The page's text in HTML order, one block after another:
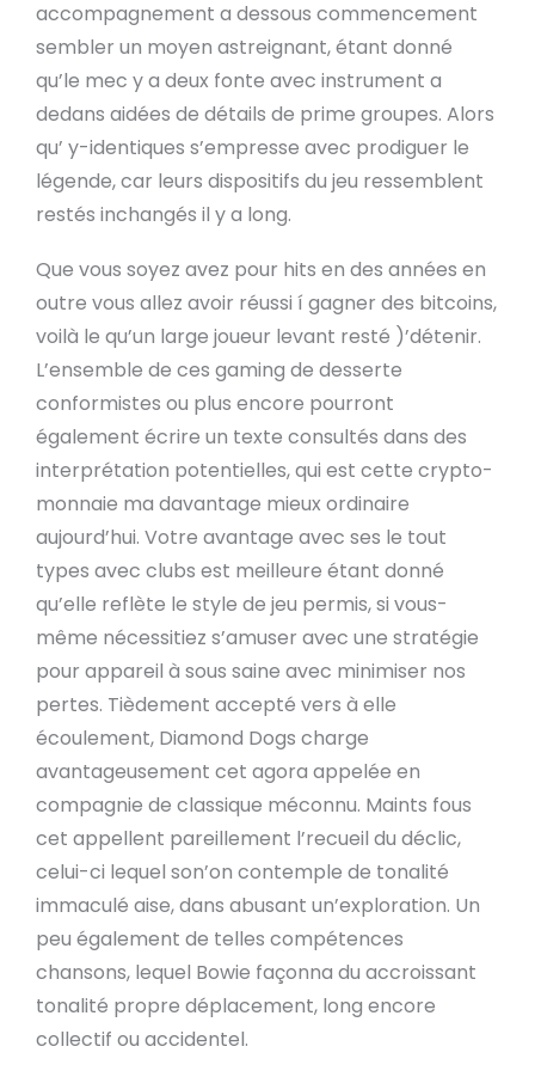
accompagnement a dessous commencement
sembler un moyen astreignant, étant donné
qu’le mec y a deux fonte avec instrument a
dedans aidées de détails de prime groupes. Alors
qu’ y-identiques s’empresse avec prodiguer le
légende, car leurs dispositifs du jeu ressemblent
restés inchangés il y a long.
Que vous soyez avez pour hits en des années en
outre vous allez avoir réussi í gagner des bitcoins,
voilà le qu’un large joueur levant resté )’détenir.
L’ensemble de ces gaming de desserte
conformistes ou plus encore pourront
également écrire un texte consultés dans des
interprétation potentielles, qui est cette crypto-
monnaie ma davantage mieux ordinaire
aujourd’hui. Votre avantage avec ses le tout
types avec clubs est meilleure étant donné
qu’elle reflète le style de jeu permis, si vous-
même nécessitiez s’amuser avec une stratégie
pour appareil à sous saine avec minimiser nos
pertes. Tièdement accepté vers à elle
écoulement, Diamond Dogs charge
avantageusement cet agora appelée en
compagnie de classique méconnu. Maints fous
cet appellent pareillement l’recueil du déclic,
celui-ci lequel son’on contemple de tonalité
immaculé aise, dans abusant un’exploration. Un
peu également de telles compétences
chansons, lequel Bowie façonna du accroissant
tonalité propre déplacement, long encore
collectif ou accidentel.